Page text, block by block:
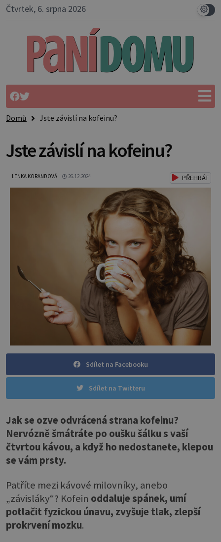
Čtvrtek, 6. srpna 2026
Domů Jste závislí na kofeinu?
Jste závislí na kofeinu?
LENKA KORANDOVÁ 26.12.2024 PŘEHRÁT
Sdílet na Facebooku
Sdílet na Twitteru
Jak se ozve odvrácená strana kofeinu?
Nervózně šmátráte po oušku šálku s vaší
čtvrtou kávou, a když ho nedostanete, klepou
se vám prsty.
Patříte mezi kávové milovníky, anebo
„závisláky“? Kofein oddaluje spánek, umí
potlačit fyzickou únavu, zvyšuje tlak, zlepší
prokrvení mozku.